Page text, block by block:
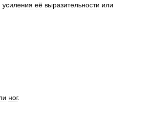
усиления её выразительности или
ног.